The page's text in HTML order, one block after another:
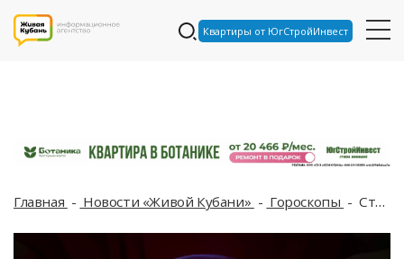
Квартиры от ЮгСтройИнвест
Главная Новости «Живой Кубани» Гороскопы Стрельцам звезды советуют меньше работать, а Рыбы могут просто наслаждаться жизнью